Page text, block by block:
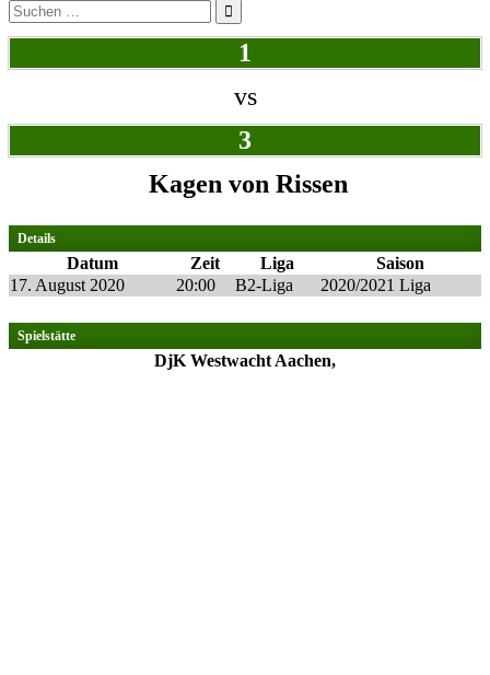
Suchen
nach:
1
vs
3
Kagen von Rissen
Details
Datum Zeit Liga
Saison
17. August 2020
20:00 B2-Liga 2020/2021 Liga
Spielstätte
DjK Westwacht Aachen,